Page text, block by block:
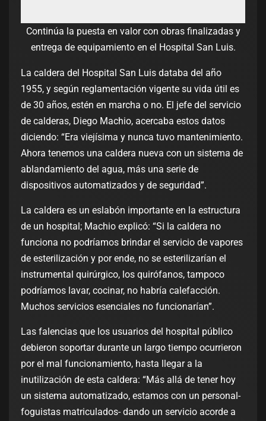
Continúa la puesta en valor con obras finalizadas y
entrega de equipamiento en el Hospital San Luis.
La caldera del Hospital San Luis databa del año
1955, y según reglamentación vigente su vida útil es
de 30 años, estén en marcha o no. El jefe del servicio
de calderas, Diego Machio, acercaba estos datos
diciendo: “Era viejísima y nunca tuvo mantenimiento.
Ahora tenemos una caldera nueva con un sistema de
ablandamiento del agua, más una serie de
dispositivos automatizados y de seguridad”.
La caldera es un eslabón importante en la estructura
de un hospital; Machio explicó: “Si la caldera no
funciona no podríamos brindar el servicio de vapores
de esterilización y por ende, no se esterilizarían el
instrumental quirúrgico, los quirófanos, tampoco
podríamos lavar, cocinar, no habría calefacción.
Muchos servicios esenciales no funcionarían”.
Las falencias que los usuarios del hospital público
debieron soportar durante un largo tiempo ocurrieron
por el mal funcionamiento, hasta llegar a la
inutilización de esta caldera: “Más allá de tener hoy
un sistema automatizado, estamos con un personal-
foguistas matriculados- dando un servicio acorde a